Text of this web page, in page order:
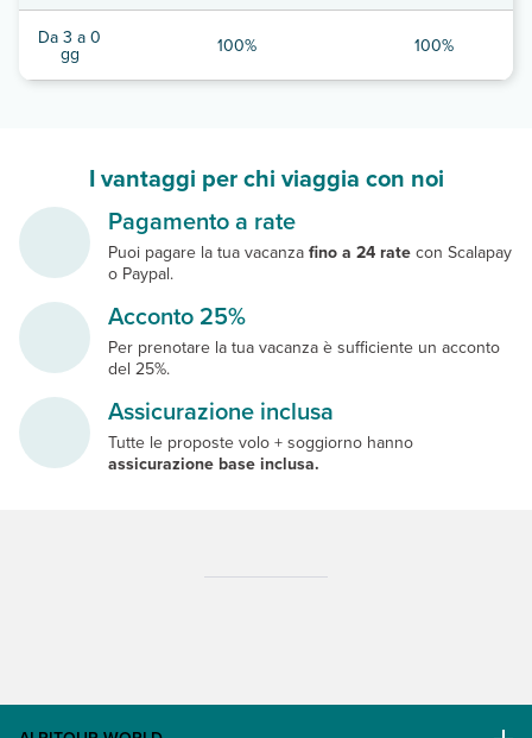
Da 3 a 0
gg 100% 100%
I vantaggi per chi viaggia con noi
Pagamento a rate
Puoi pagare la tua vacanza fino a 24 rate con Scalapay
o Paypal.
Acconto 25%
Per prenotare la tua vacanza è sufficiente un acconto
del 25%.
Assicurazione inclusa
Tutte le proposte volo + soggiorno hanno
assicurazione base inclusa.